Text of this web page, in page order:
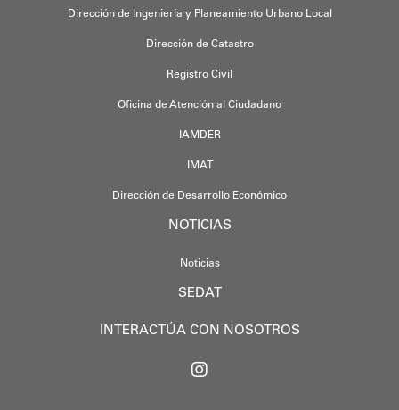
Dirección de Ingeniería y Planeamiento Urbano Local
Dirección de Catastro
Registro Civil
Oficina de Atención al Ciudadano
IAMDER
IMAT
Dirección de Desarrollo Económico
NOTICIAS
Noticias
SEDAT
INTERACTÚA CON NOSOTROS